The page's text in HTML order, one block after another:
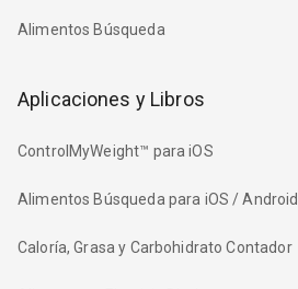
Alimentos Búsqueda
Aplicaciones y Libros
ControlMyWeight™ para iOS
Alimentos Búsqueda para iOS / Android
Caloría, Grasa y Carbohidrato Contador